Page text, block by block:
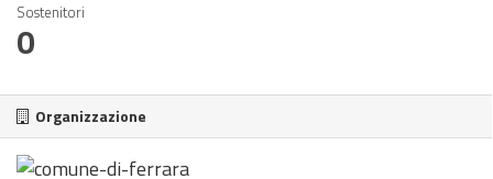
Sostenitori
0
Organizzazione